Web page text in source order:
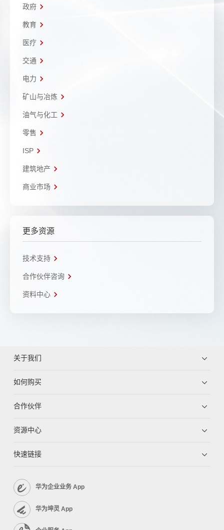
政府
教育
医疗
交通
电力
矿山与冶炼
油气与化工
零售
ISP
建筑地产
商业市场
更多资源
技术支持
合作伙伴咨询
资料中心
关于我们
如何购买
合作伙伴
资源中心
快速链接
华为企业业务 App
华为坤灵 App